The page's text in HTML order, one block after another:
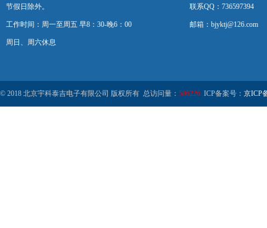
节假日除外。
工作时间：周一至周五 早8：30-晚6：00
周日、周六休息
联系QQ：736597394
邮箱：bjyktj@126.com
© 2018 北京宇科泰吉电子有限公司 版权所有 总访问量： 586226 ICP备案号： 京ICP